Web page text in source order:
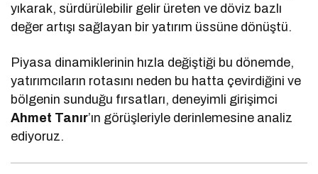
yıkarak, sürdürülebilir gelir üreten ve döviz bazlı
değer artışı sağlayan bir yatırım üssüne dönüştü.
Piyasa dinamiklerinin hızla değiştiği bu dönemde,
yatırımcıların rotasını neden bu hatta çevirdiğini ve
bölgenin sunduğu fırsatları, deneyimli girişimci
Ahmet Tanır’ın görüşleriyle derinlemesine analiz
ediyoruz.